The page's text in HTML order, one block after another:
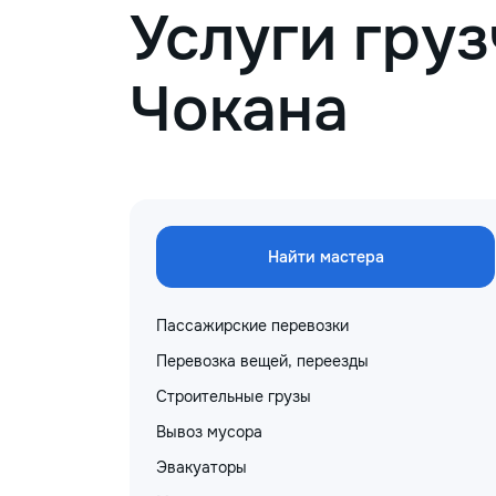
Услуги
Чокана
Найти мастера
Пассажирские перевозки
Перевозка вещей, переезды
Строительные грузы
Вывоз мусора
Эвакуаторы